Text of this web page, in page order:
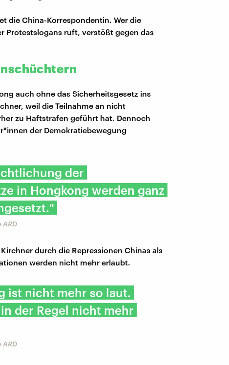
die China-Korrespondentin. Wer die
Protestslogans ruft, verstößt gegen das
auch ohne das Sicherheitsgesetz ins
weil die Teilnahme an nicht
zu Haftstrafen geführt hat. Dennoch
der Demokratiebewegung
der
in Hongkong werden ganz
ARD
durch die Repressionen Chinas als
werden nicht mehr erlaubt.
ist nicht mehr so laut.
der Regel nicht mehr
ARD